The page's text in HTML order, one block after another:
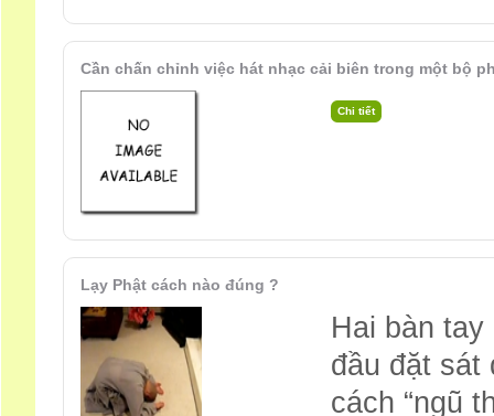
Cần chấn chỉnh việc hát nhạc cải biên trong một bộ
Lạy Phật cách nào đúng ?
Hai bàn
đầu đặt sát
cách “ngũ